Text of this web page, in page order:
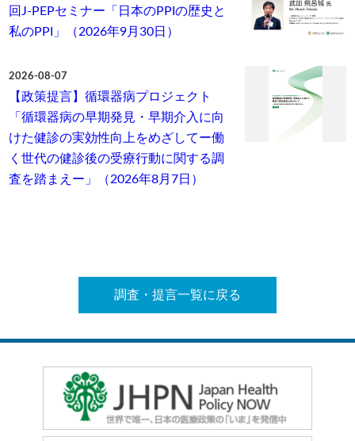
回J-PEPセミナー「日本のPPIの歴史と
私のPPI」（2026年9月30日）
2026-08-07
【政策提言】循環器病プロジェクト
「循環器病の早期発見・早期介入に向
けた健診の実効性向上をめざしてー働
く世代の健診後の受療行動に関する調
査を踏まえー」（2026年8月7日）
調査・提言一覧に戻る